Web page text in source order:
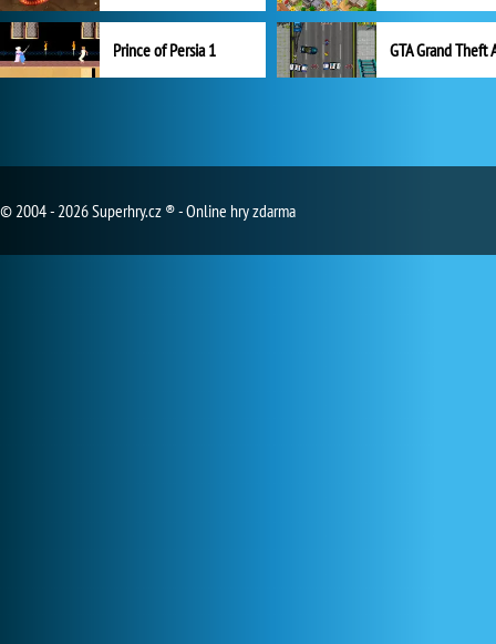
Prince of Persia 1 GTA Grand Theft
© 2004 - 2026 Superhry.cz ® - Online hry zdarma